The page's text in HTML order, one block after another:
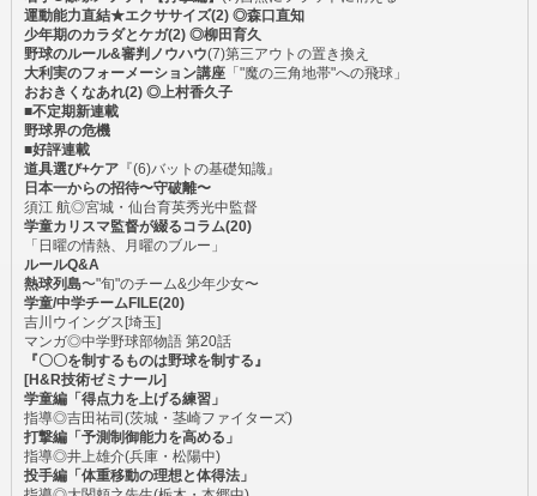
運動能力直結★エクササイズ(2) ◎森口直知
少年期のカラダとケガ(2) ◎柳田育久
野球のルール&審判ノウハウ(7)第三アウトの置き換え
大利実のフォーメーション講座「"魔の三角地帯"への飛球」
おおきくなあれ(2) ◎上村香久子
■不定期新連載
野球界の危機
■好評連載
道具選び+ケア『(6)バットの基礎知識』
日本一からの招待〜守破離〜
須江 航◎宮城・仙台育英秀光中監督
学童カリスマ監督が綴るコラム(20)
「日曜の情熱、月曜のブルー」
ルールQ&A
熱球列島〜"旬"のチーム&少年少女〜
学童/中学チームFILE(20)
吉川ウイングス[埼玉]
マンガ◎中学野球部物語 第20話
『〇〇を制するものは野球を制する』
[H&R技術ゼミナール]
学童編「得点力を上げる練習」
指導◎吉田祐司(茨城・茎崎ファイターズ)
打撃編「予測制御能力を高める」
指導◎井上雄介(兵庫・松陽中)
投手編「体重移動の理想と体得法」